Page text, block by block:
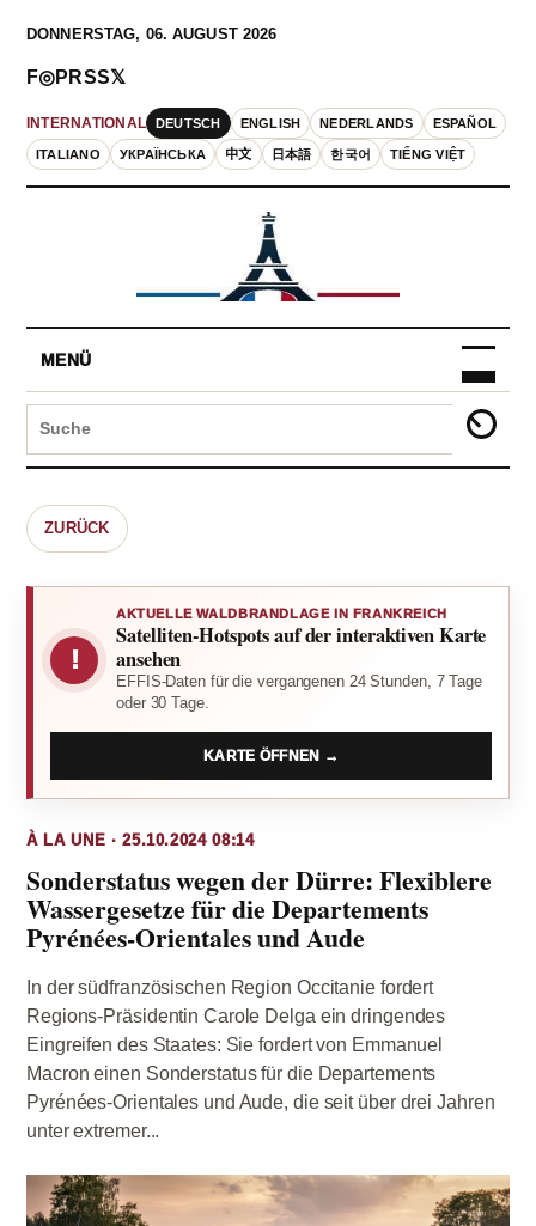
DONNERSTAG, 06. AUGUST 2026
INTERNATIONAL DEUTSCH ENGLISH NEDERLANDS ESPAÑOL
ITALIANO УКРАЇНСЬКА 中文 日本語 한국어 TIẾNG VIỆT
F◎PRSS𝕏
MENÜ
ZURÜCK
!
AKTUELLE WALDBRANDLAGE IN FRANKREICH
Satelliten-Hotspots auf der interaktiven Karte
ansehen
EFFIS-Daten für die vergangenen 24 Stunden, 7 Tage
oder 30 Tage.
KARTE ÖFFNEN →
À LA UNE · 25.10.2024 08:14
Sonderstatus wegen der Dürre: Flexiblere
Wassergesetze für die Departements
Pyrénées-Orientales und Aude
In der südfranzösischen Region Occitanie fordert
Regions-Präsidentin Carole Delga ein dringendes
Eingreifen des Staates: Sie fordert von Emmanuel
Macron einen Sonderstatus für die Departements
Pyrénées-Orientales und Aude, die seit über drei Jahren
unter extremer...